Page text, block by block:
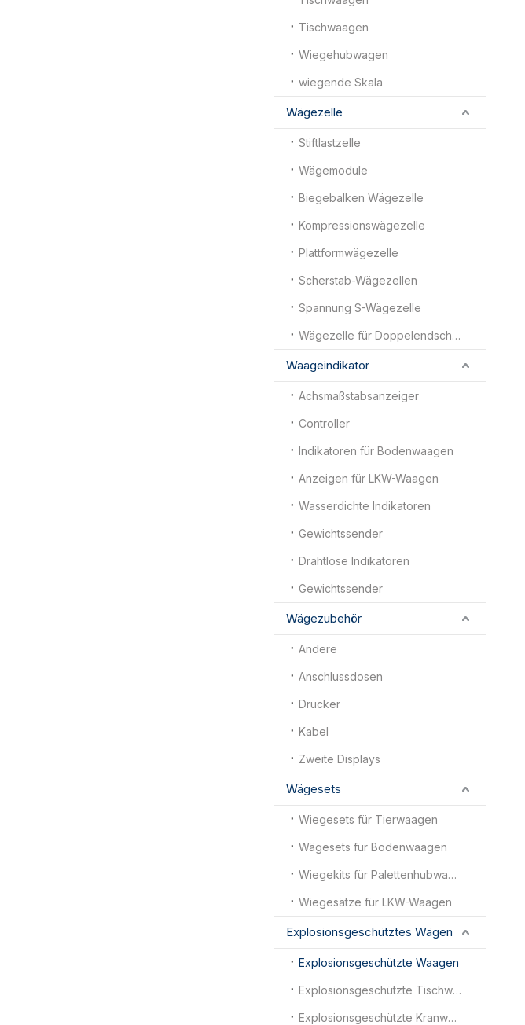
Tischwaagen
Wiegehubwagen
wiegende Skala
Wägezelle
Stiftlastzelle
Wägemodule
Biegebalken Wägezelle
Kompressionswägezelle
Plattformwägezelle
Scherstab-Wägezellen
Spannung S-Wägezelle
Wägezelle für Doppelendscherbalken
Waageindikator
Achsmaßstabsanzeiger
Controller
Indikatoren für Bodenwaagen
Anzeigen für LKW-Waagen
Wasserdichte Indikatoren
Gewichtssender
Drahtlose Indikatoren
Gewichtssender
Wägezubehör
Andere
Anschlussdosen
Drucker
Kabel
Zweite Displays
Wägesets
Wiegesets für Tierwaagen
Wägesets für Bodenwaagen
Wiegekits für Palettenhubwagenwaagen
Wiegesätze für LKW-Waagen
Explosionsgeschütztes Wägen
Explosionsgeschützte Waagen
Explosionsgeschützte Tischwaagen
Explosionsgeschützte Kranwaagen